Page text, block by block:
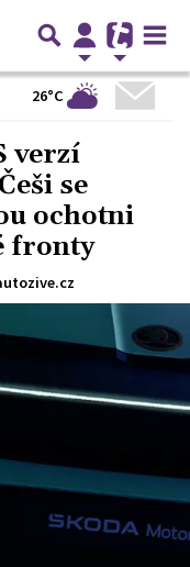
26°C
verzí
se
ochotni
fronty